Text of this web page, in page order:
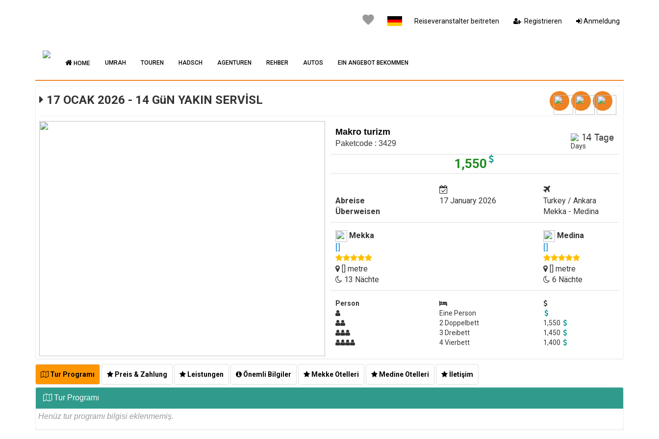
Reiseveranstalter beitreten Registrieren Anmeldung
HOME UMRAH TOUREN HADSCH AGENTUREN REHBER AUTOS EIN ANGEBOT BEKOMMEN
17 OCAK 2026 - 14 GüN YAKIN SERVİSL
Makro turizm
Paketcode : 3429
14 Tage
1,550
Abreise 17 January 2026
Turkey / Ankara
Überweisen
Mekka - Medina
Mekka
Medina
[]
[]
[] metre
[] metre
13 Nächte
6 Nächte
Person
Eine Person
2 Doppelbett
1,550
3 Dreibett
1,450
4 Vierbett
1,400
Tur Programı Preis & Zahlung Leistungen Önemli Bilgiler Mekke Otelleri Medine Otelleri İletişim
Tur Programı
Henüz tur programı bilgisi eklenmemiş.